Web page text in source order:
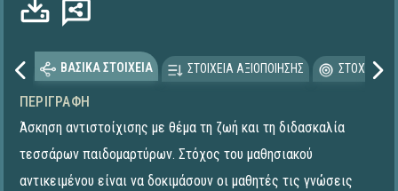
ΒΑΣΙΚΑ ΣΤΟΙΧΕΙΑ ΣΤΟΙΧΕΙΑ ΑΞΙΟΠΟΙΗΣΗΣ
ΠΕΡΙΓΡΑΦΉ
Άσκηση αντιστοίχισης με θέμα τη ζωή και τη διδασκαλία
τεσσάρων παιδομαρτύρων. Στόχος του μαθησιακού
αντικειμένου είναι να δοκιμάσουν οι μαθητές τις γνώσεις